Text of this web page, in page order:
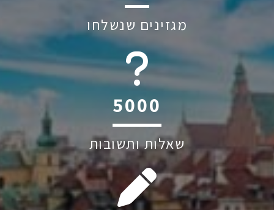
מגזינים שנשלחו
6045
שאלות ותשובות